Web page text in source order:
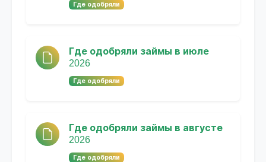
Где одобряли
Где одобряли займы в июле
2026
Где одобряли
Где одобряли займы в августе
2026
Где одобряли